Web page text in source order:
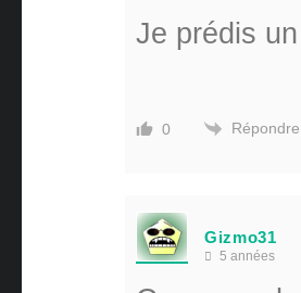
Je prédis
0 Répondre
Gizmo31
5 années